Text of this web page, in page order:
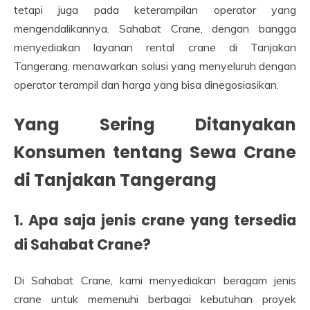
tetapi juga pada keterampilan operator yang
mengendalikannya. Sahabat Crane, dengan bangga
menyediakan layanan rental crane di Tanjakan
Tangerang, menawarkan solusi yang menyeluruh dengan
operator terampil dan harga yang bisa dinegosiasikan.
Yang Sering Ditanyakan
Konsumen tentang Sewa Crane
di Tanjakan Tangerang
1. Apa saja jenis crane yang tersedia
di Sahabat Crane?
Di Sahabat Crane, kami menyediakan beragam jenis
crane untuk memenuhi berbagai kebutuhan proyek